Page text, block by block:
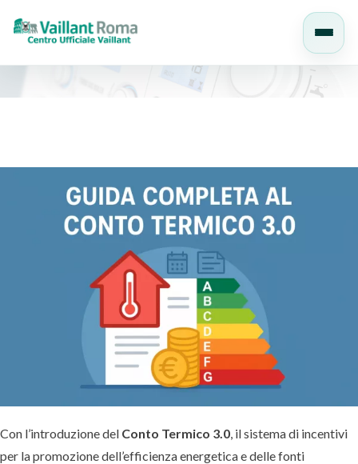
al
Con l’introduzione del Conto Termico 3.0, il sistema di incentivi
per la promozione dell’efficienza energetica e delle fonti